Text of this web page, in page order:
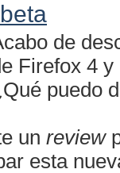
de
Firefox 4
puedo
un review
esta